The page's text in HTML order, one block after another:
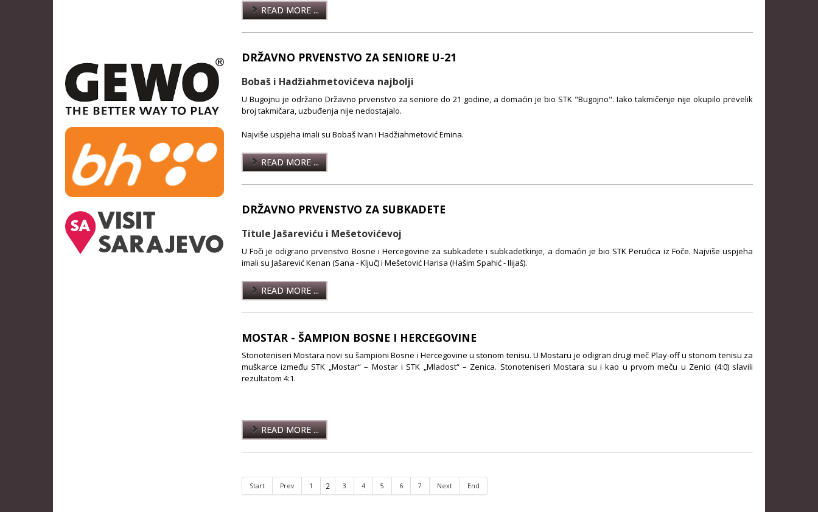
READ MORE ...
DRŽAVNO PRVENSTVO ZA SENIORE U-21
Bobaš i Hadžiahmetovićeva najbolji
U Bugojnu je održano Državno prvenstvo za seniore do 21 godine, a domaćin je bio STK "Bugojno". Iako takmičenje nije okupilo prevelik
broj takmičara, uzbuđenja nije nedostajalo.
Najviše uspjeha imali su Bobaš Ivan i Hadžiahmetović Emina.
READ MORE ...
DRŽAVNO PRVENSTVO ZA SUBKADETE
Titule Jašareviću i Mešetovićevoj
U Foči je odigrano prvenstvo Bosne i Hercegovine za subkadete i subkadetkinje, a domaćin je bio STK Perućica iz Foče. Najviše uspjeha
imali su Jašarević Kenan (Sana - Ključ) i Mešetović Harisa (Hašim Spahić - Ilijaš).
READ MORE ...
MOSTAR - ŠAMPION BOSNE I HERCEGOVINE
Stonoteniseri Mostara novi su šampioni Bosne i Hercegovine u stonom tenisu. U Mostaru je odigran drugi meč Play-off u stonom tenisu za
muškarce između STK „Mostar“ – Mostar i STK „Mladost“ – Zenica. Stonoteniseri Mostara su i kao u prvom meču u Zenici (4:0) slavili
rezultatom 4:1.
READ MORE ...
Start Prev 1 2 3 4 5 6 7 Next End